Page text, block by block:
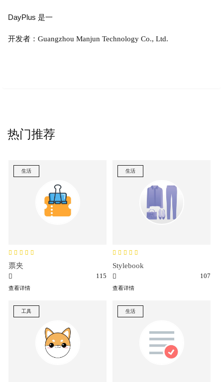
DayPlus 是一
开发者：Guangzhou Manjun Technology Co., Ltd.
热门推荐
生活
票夹
115
查看详情
生活
Stylebook
107
查看详情
工具 生活